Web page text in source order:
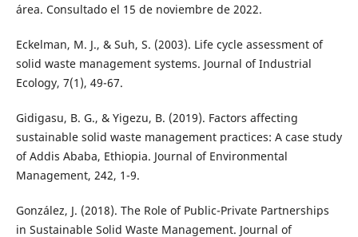
área. Consultado el 15 de noviembre de 2022.
Eckelman, M. J., & Suh, S. (2003). Life cycle assessment of
solid waste management systems. Journal of Industrial
Ecology, 7(1), 49-67.
Gidigasu, B. G., & Yigezu, B. (2019). Factors affecting
sustainable solid waste management practices: A case study
of Addis Ababa, Ethiopia. Journal of Environmental
Management, 242, 1-9.
González, J. (2018). The Role of Public-Private Partnerships
in Sustainable Solid Waste Management. Journal of